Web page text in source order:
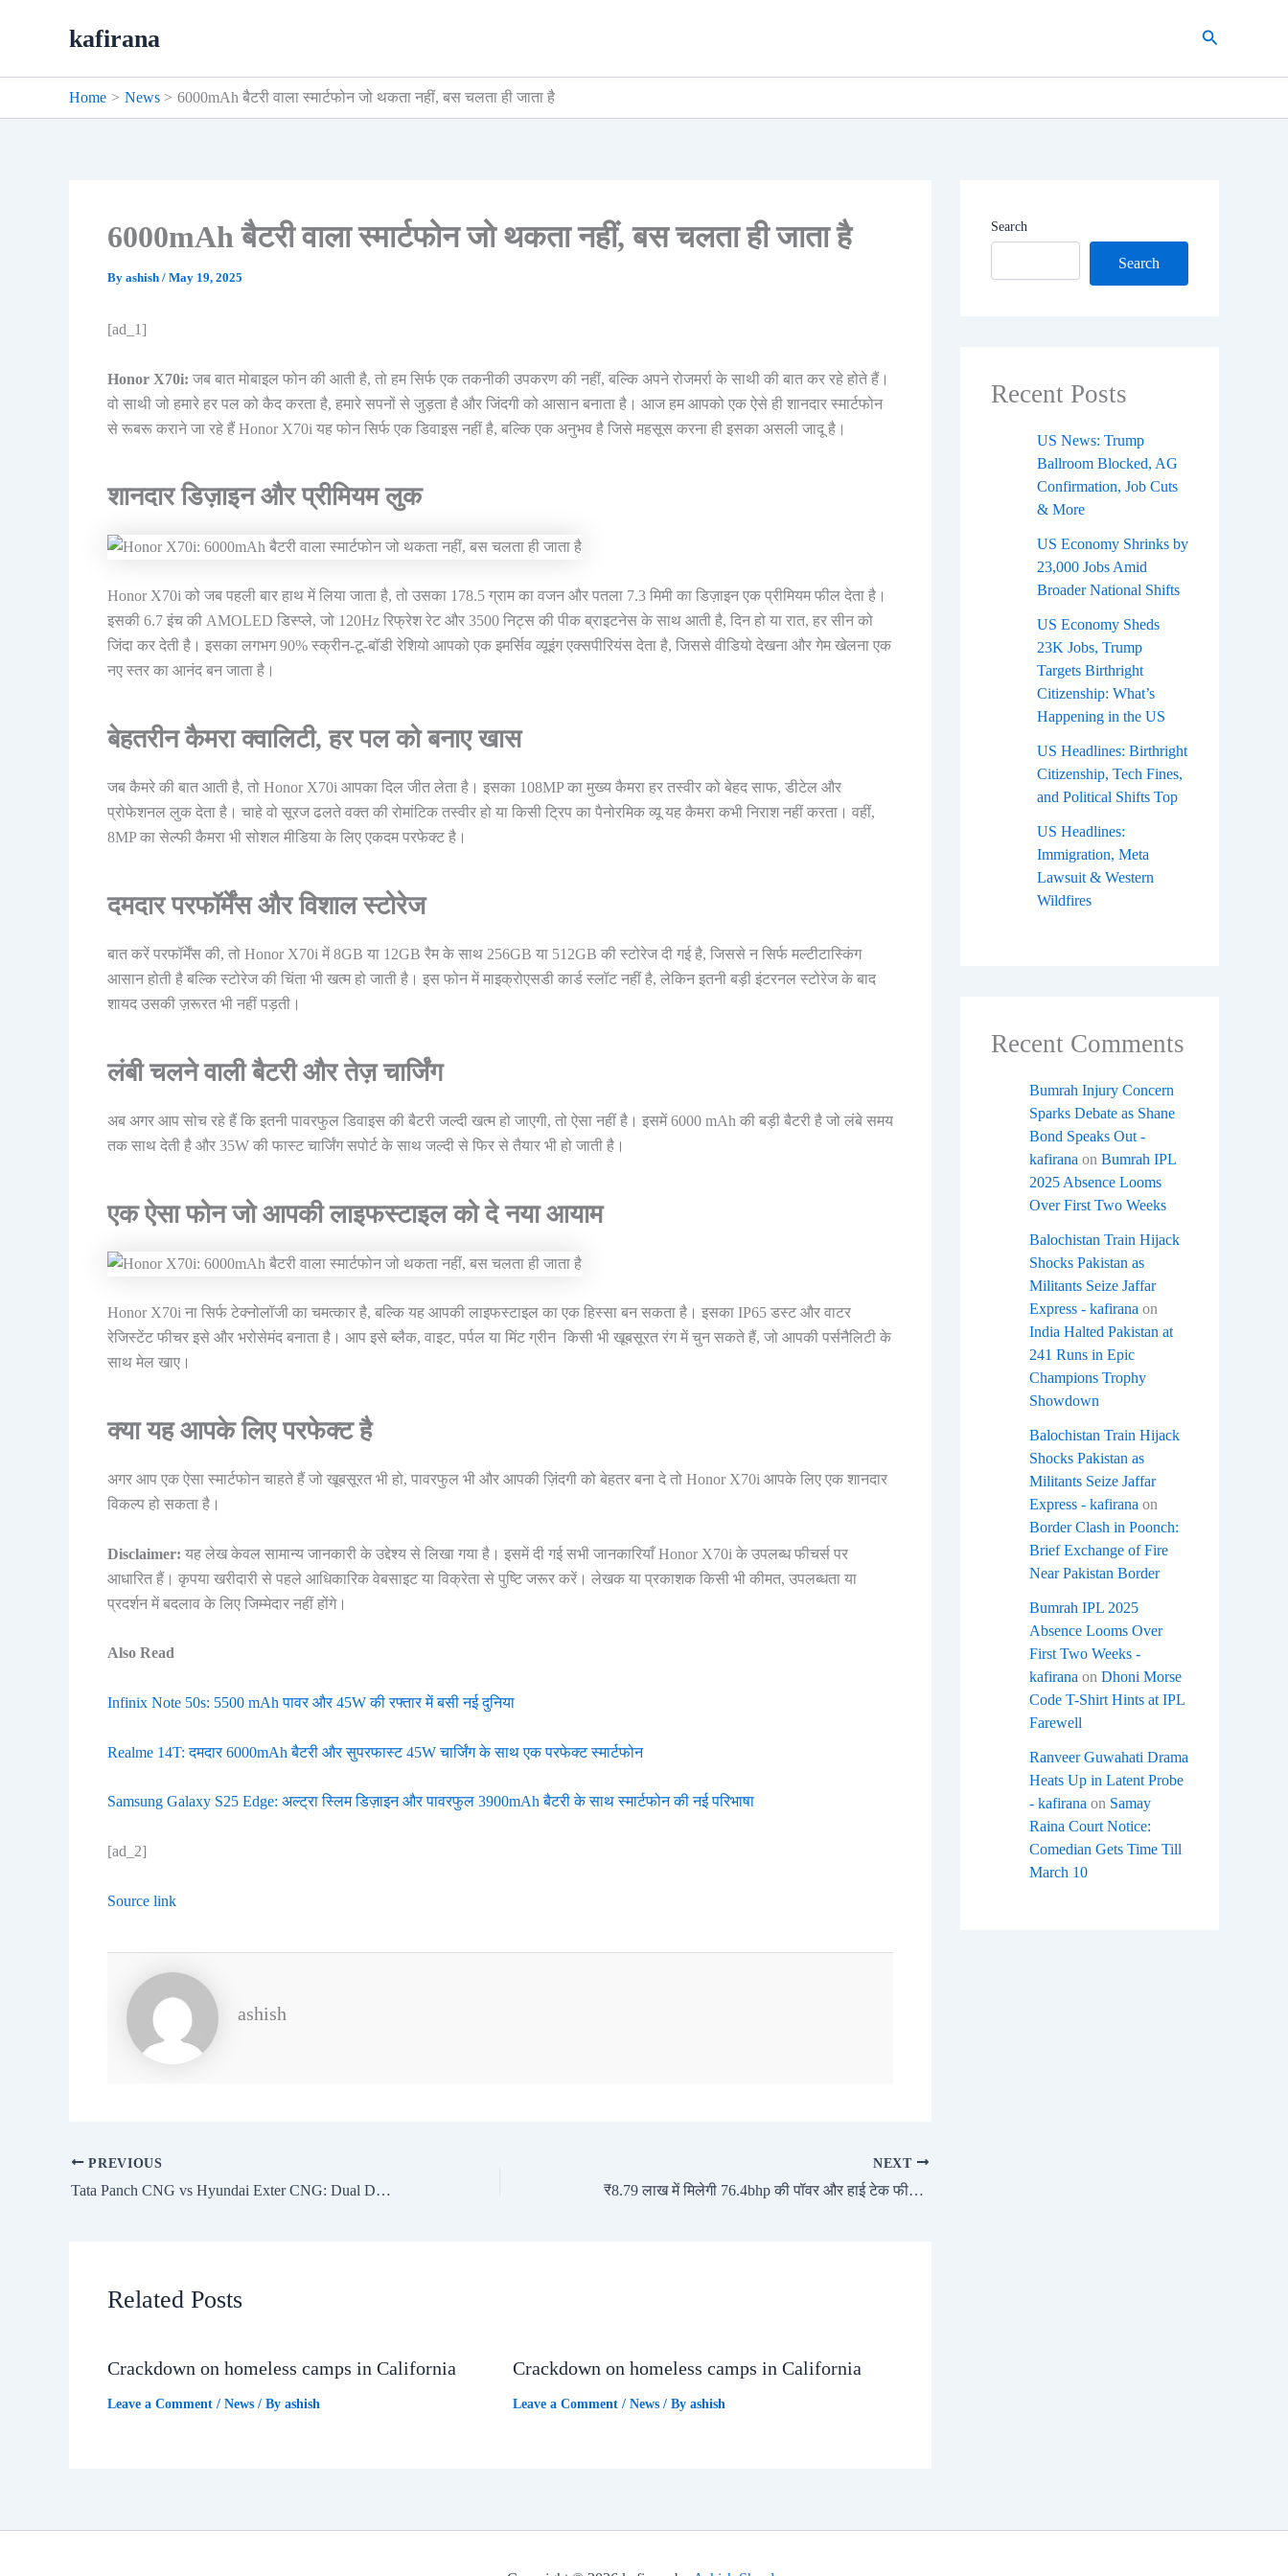
kafirana Search
Home News 6000mAh बैटरी वाला स्मार्टफोन जो थकता नहीं, बस चलता ही जाता है
6000mAh बैटरी वाला स्मार्टफोन जो थकता नहीं, बस चलता ही जाता है
By ashish / May 19, 2025
[ad_1]
Honor X70i: जब बात मोबाइल फोन की आती है, तो हम सिर्फ एक तकनीकी उपकरण की नहीं, बल्कि अपने रोजमर्रा के साथी की बात कर रहे होते हैं।
वो साथी जो हमारे हर पल को कैद करता है, हमारे सपनों से जुड़ता है और जिंदगी को आसान बनाता है। आज हम आपको एक ऐसे ही शानदार स्मार्टफोन
से रूबरू कराने जा रहे हैं Honor X70i यह फोन सिर्फ एक डिवाइस नहीं है, बल्कि एक अनुभव है जिसे महसूस करना ही इसका असली जादू है।
शानदार डिज़ाइन और प्रीमियम लुक
Honor X70i को जब पहली बार हाथ में लिया जाता है, तो उसका 178.5 ग्राम का वजन और पतला 7.3 मिमी का डिज़ाइन एक प्रीमियम फील देता है।
इसकी 6.7 इंच की AMOLED डिस्प्ले, जो 120Hz रिफ्रेश रेट और 3500 निट्स की पीक ब्राइटनेस के साथ आती है, दिन हो या रात, हर सीन को
जिंदा कर देती है। इसका लगभग 90% स्क्रीन-टू-बॉडी रेशियो आपको एक इमर्सिव व्यूइंग एक्सपीरियंस देता है, जिससे वीडियो देखना और गेम खेलना एक
नए स्तर का आनंद बन जाता है।
बेहतरीन कैमरा क्वालिटी, हर पल को बनाए खास
जब कैमरे की बात आती है, तो Honor X70i आपका दिल जीत लेता है। इसका 108MP का मुख्य कैमरा हर तस्वीर को बेहद साफ, डीटेल और
प्रोफेशनल लुक देता है। चाहे वो सूरज ढलते वक्त की रोमांटिक तस्वीर हो या किसी ट्रिप का पैनोरमिक व्यू यह कैमरा कभी निराश नहीं करता। वहीं,
8MP का सेल्फी कैमरा भी सोशल मीडिया के लिए एकदम परफेक्ट है।
दमदार परफॉर्मेंस और विशाल स्टोरेज
बात करें परफॉर्मेंस की, तो Honor X70i में 8GB या 12GB रैम के साथ 256GB या 512GB की स्टोरेज दी गई है, जिससे न सिर्फ मल्टीटास्किंग
आसान होती है बल्कि स्टोरेज की चिंता भी खत्म हो जाती है। इस फोन में माइक्रोएसडी कार्ड स्लॉट नहीं है, लेकिन इतनी बड़ी इंटरनल स्टोरेज के बाद
शायद उसकी ज़रूरत भी नहीं पड़ती।
लंबी चलने वाली बैटरी और तेज़ चार्जिंग
अब अगर आप सोच रहे हैं कि इतनी पावरफुल डिवाइस की बैटरी जल्दी खत्म हो जाएगी, तो ऐसा नहीं है। इसमें 6000 mAh की बड़ी बैटरी है जो लंबे समय
तक साथ देती है और 35W की फास्ट चार्जिंग सपोर्ट के साथ जल्दी से फिर से तैयार भी हो जाती है।
एक ऐसा फोन जो आपकी लाइफस्टाइल को दे नया आयाम
Honor X70i ना सिर्फ टेक्नोलॉजी का चमत्कार है, बल्कि यह आपकी लाइफस्टाइल का एक हिस्सा बन सकता है। इसका IP65 डस्ट और वाटर
रेजिस्टेंट फीचर इसे और भरोसेमंद बनाता है। आप इसे ब्लैक, वाइट, पर्पल या मिंट ग्रीन किसी भी खूबसूरत रंग में चुन सकते हैं, जो आपकी पर्सनैलिटी के
साथ मेल खाए।
क्या यह आपके लिए परफेक्ट है
अगर आप एक ऐसा स्मार्टफोन चाहते हैं जो खूबसूरत भी हो, पावरफुल भी और आपकी ज़िंदगी को बेहतर बना दे तो Honor X70i आपके लिए एक शानदार
विकल्प हो सकता है।
Disclaimer: यह लेख केवल सामान्य जानकारी के उद्देश्य से लिखा गया है। इसमें दी गई सभी जानकारियाँ Honor X70i के उपलब्ध फीचर्स पर
आधारित हैं। कृपया खरीदारी से पहले आधिकारिक वेबसाइट या विक्रेता से पुष्टि जरूर करें। लेखक या प्रकाशक किसी भी कीमत, उपलब्धता या
प्रदर्शन में बदलाव के लिए जिम्मेदार नहीं होंगे।
Also Read
Infinix Note 50s: 5500 mAh पावर और 45W की रफ्तार में बसी नई दुनिया
Realme 14T: दमदार 6000mAh बैटरी और सुपरफास्ट 45W चार्जिंग के साथ एक परफेक्ट स्मार्टफोन
Samsung Galaxy S25 Edge: अल्ट्रा स्लिम डिज़ाइन और पावरफुल 3900mAh बैटरी के साथ स्मार्टफोन की नई परिभाषा
[ad_2]
Source link
ashish
PREVIOUS
Tata Panch CNG vs Hyundai Exter CNG: Dual Duality – Introduction
NEXT
₹8.79 लाख में मिलेगी 76.4bhp की पॉवर और हाई टेक फीचर्स आ गई Kawasaki Ninja ZX 4R
Related Posts
Crackdown on homeless camps in California
Leave a Comment / News / By ashish
Crackdown on homeless camps in California
Leave a Comment / News/ By ashish
Search
Search
Recent Posts
US News: Trump
Ballroom Blocked, AG
Confirmation, Job Cuts
& More
US Economy Shrinks by
23,000 Jobs Amid
Broader National Shifts
US Economy Sheds
23K Jobs, Trump
Targets Birthright
Citizenship: What’s
Happening in the US
US Headlines: Birthright
Citizenship, Tech Fines,
and Political Shifts Top
US Headlines:
Immigration, Meta
Lawsuit & Western
Wildfires
Recent Comments
Bumrah Injury Concern
Sparks Debate as Shane
Bond Speaks Out -
kafirana on Bumrah IPL
2025 Absence Looms
Over First Two Weeks
Balochistan Train Hijack
Shocks Pakistan as
Militants Seize Jaffar
Express - kafirana on
India Halted Pakistan at
241 Runs in Epic
Champions Trophy
Showdown
Balochistan Train Hijack
Shocks Pakistan as
Militants Seize Jaffar
Express - kafirana on
Border Clash in Poonch:
Brief Exchange of Fire
Near Pakistan Border
Bumrah IPL 2025
Absence Looms Over
First Two Weeks -
kafirana on Dhoni Morse
Code T-Shirt Hints at IPL
Farewell
Ranveer Guwahati Drama
Heats Up in Latent Probe
- kafirana on Samay
Raina Court Notice:
Comedian Gets Time Till
March 10